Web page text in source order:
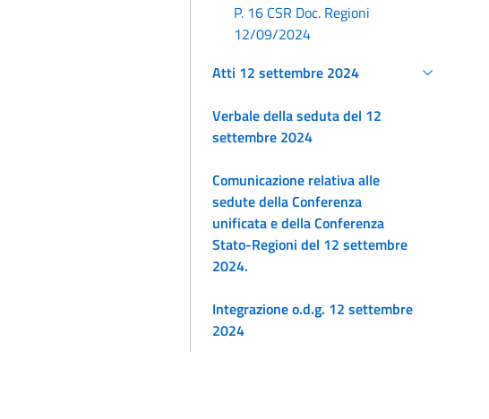
P. 16 CSR Doc. Regioni
12/09/2024
Atti 12 settembre 2024
Verbale della seduta del 12
settembre 2024
Comunicazione relativa alle
sedute della Conferenza
unificata e della Conferenza
Stato-Regioni del 12 settembre
2024.
Integrazione o.d.g. 12 settembre
2024